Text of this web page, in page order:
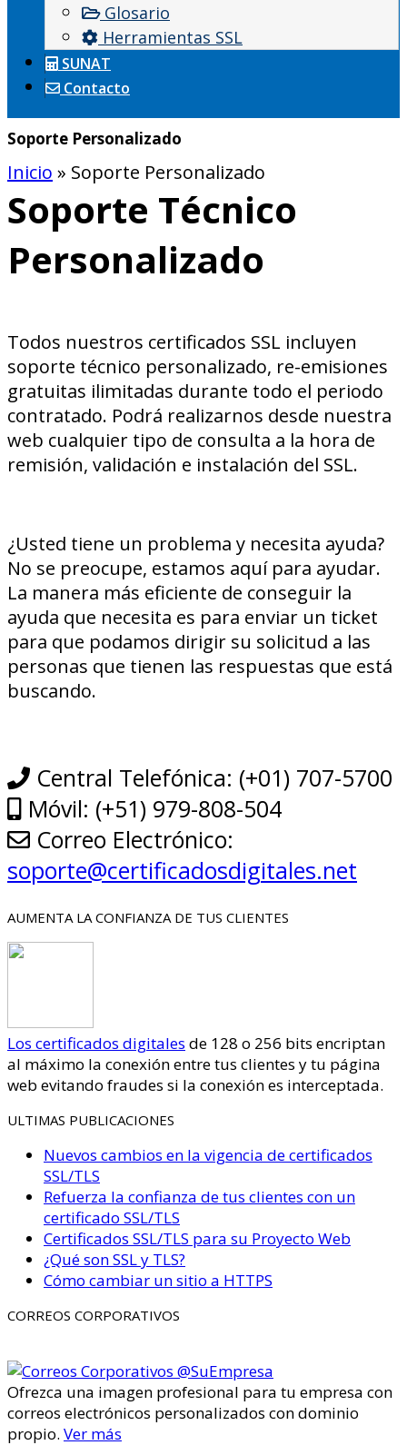
Glosario
Herramientas SSL
SUNAT
Contacto
Soporte Personalizado
Inicio » Soporte Personalizado
Soporte Técnico
Personalizado
Todos nuestros certificados SSL incluyen
soporte técnico personalizado, re-emisiones
gratuitas ilimitadas durante todo el periodo
contratado. Podrá realizarnos desde nuestra
web cualquier tipo de consulta a la hora de
remisión, validación e instalación del SSL.
¿Usted tiene un problema y necesita ayuda?
No se preocupe, estamos aquí para ayudar.
La manera más eficiente de conseguir la
ayuda que necesita es para enviar un ticket
para que podamos dirigir su solicitud a las
personas que tienen las respuestas que está
buscando.
Central Telefónica: (+01) 707-5700
Móvil: (+51) 979-808-504
Correo Electrónico:
soporte@certificadosdigitales.net
AUMENTA LA CONFIANZA DE TUS CLIENTES
Los certificados digitales de 128 o 256 bits encriptan
al máximo la conexión entre tus clientes y tu página
web evitando fraudes si la conexión es interceptada.
ULTIMAS PUBLICACIONES
Nuevos cambios en la vigencia de certificados
SSL/TLS
Refuerza la confianza de tus clientes con un
certificado SSL/TLS
Certificados SSL/TLS para su Proyecto Web
¿Qué son SSL y TLS?
Cómo cambiar un sitio a HTTPS
CORREOS CORPORATIVOS
Ofrezca una imagen profesional para tu empresa con
correos electrónicos personalizados con dominio
propio. Ver más